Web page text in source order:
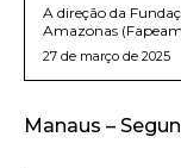
A direção da
Amazonas
27 de março de 2025
Manaus –